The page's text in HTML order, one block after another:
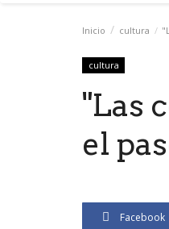
Inicio cultura
cultura
"Las
el
Facebook